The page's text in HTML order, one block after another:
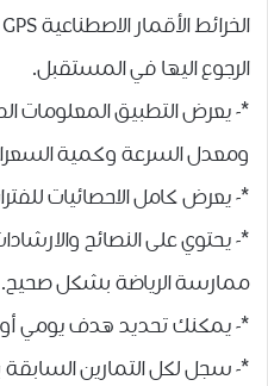
ﺍﻟﺮﺟﻮﻉ ﺍﻟﻴﻬﺎ ﻓﻲ ﺍﻟﻤﺴﺘﻘﺒﻞ.
*- ﻳﻌﺮﺽ ﺍﻟﺘﻄﺒﻴﻖ ﺍﻟﻤﻌﻠﻮﻣﺎﺕ
ﻭﻣﻌﺪﻝ ﺍﻟﺴﺮﻋﺔ ﻭﻛﻤﻴﺔ ﺍﻟﺴﻌﺮﺍﺕ
*- ﻳﻌﺮﺽ ﻛﺎﻣﻞ ﺍﻻﺣﺼﺎﺋﻴﺎﺕ
*- ﻳﺤﺘﻮﻱ ﻋﻠﻰ ﺍﻟﻨﺼﺎﺋﺢ
ﻣﻤﺎﺭﺳﺔ ﺍﻟﺮﻳﺎﺿﺔ ﺑﺸﻜﻞ ﺻﺤﻴﺢ.
*- ﻳﻤﻜﻨﻚ ﺗﺤﺪﻳﺪ ﻫﺪﻑ ﻳﻮﻣﻲ
*- ﺳﺠﻞ ﻟﻜﻞ ﺍﻟﺘﻤﺎﺭﻳﻦ ﺍﻟﺴﺎﺑﻘﺔ